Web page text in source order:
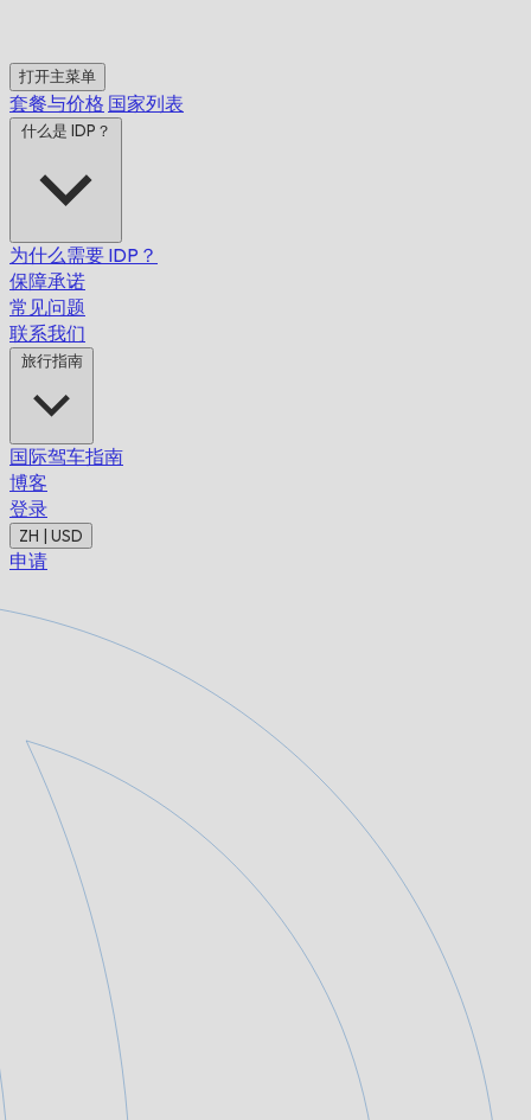
打开主菜单
套餐与价格 国家列表
什么是 IDP？
为什么需要 IDP？
保障承诺
常见问题
联系我们
旅行指南
国际驾车指南
博客
登录
ZH | USD
申请